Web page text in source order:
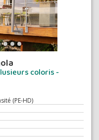
coloris -
(PE-HD)